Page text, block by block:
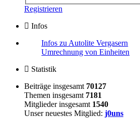
Registrieren
Infos
Infos zu Autolite Vergasern
Umrechnung von Einheiten
Statistik
Beiträge insgesamt 70127
Themen insgesamt 7181
Mitglieder insgesamt 1540
Unser neuestes Mitglied: j0uns